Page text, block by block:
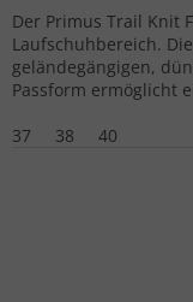
Der Primus Trail Knit
Laufschuhbereich.
geländegängigen,
Passform ermöglicht
37
38 40